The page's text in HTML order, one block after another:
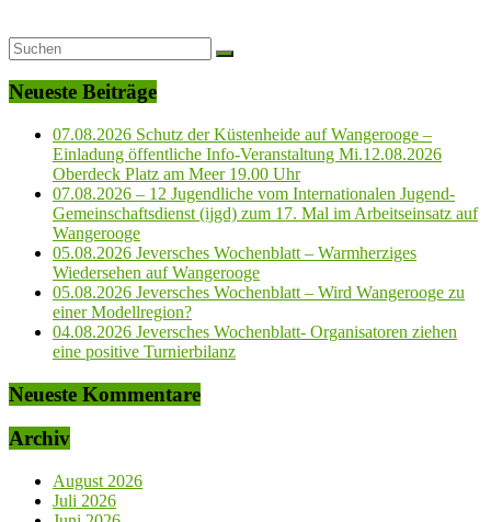
Neueste Beiträge
07.08.2026 Schutz der Küstenheide auf Wangerooge –
Einladung öffentliche Info-Veranstaltung Mi.12.08.2026
Oberdeck Platz am Meer 19.00 Uhr
07.08.2026 – 12 Jugendliche vom Internationalen Jugend-
Gemeinschaftsdienst (ijgd) zum 17. Mal im Arbeitseinsatz auf
Wangerooge
05.08.2026 Jeversches Wochenblatt – Warmherziges
Wiedersehen auf Wangerooge
05.08.2026 Jeversches Wochenblatt – Wird Wangerooge zu
einer Modellregion?
04.08.2026 Jeversches Wochenblatt- Organisatoren ziehen
eine positive Turnierbilanz
Neueste Kommentare
Archiv
August 2026
Juli 2026